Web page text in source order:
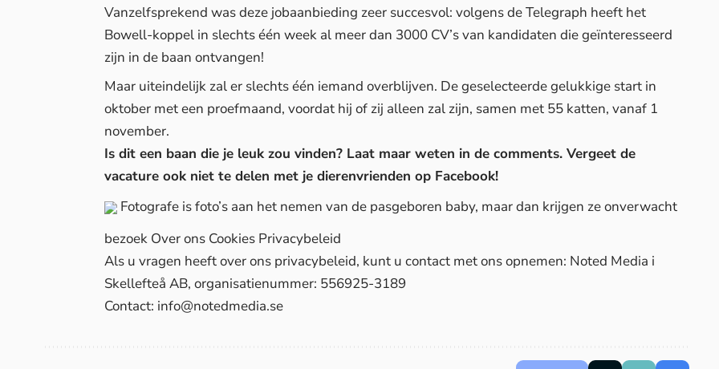
Vanzelfsprekend was deze jobaanbieding zeer succesvol: volgens deTelegraph heeft het
Bowell-koppel in slechts één week al meer dan 3000 CV’s van kandidaten die geïnteresseerd
zijn in de baan ontvangen!
Maar uiteindelijk zal er slechts één iemand overblijven. De geselecteerde gelukkige start in
oktober met een proefmaand, voordat hij of zij alleen zal zijn, samen met 55 katten, vanaf 1
november.
Is dit een baan die je leuk zou vinden? Laat maar weten in de comments. Vergeet de
vacature ook niet te delen met je dierenvrienden op Facebook!
Fotografe is foto’s aan het nemen van de pasgeboren baby, maar dan krijgen ze onverwacht
bezoek Over ons Cookies Privacybeleid
Als u vragen heeft over ons privacybeleid, kunt u contact met ons opnemen: Noted Media i
Skellefteå AB, organisatienummer: 556925-3189
Contact: info@notedmedia.se